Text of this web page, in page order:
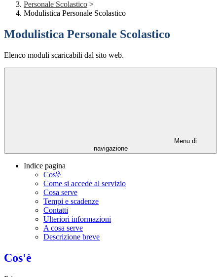
Personale Scolastico >
Modulistica Personale Scolastico
Modulistica Personale Scolastico
Elenco moduli scaricabili dal sito web.
Menu di
navigazione
Indice pagina
Cos'è
Come si accede al servizio
Cosa serve
Tempi e scadenze
Contatti
Ulteriori informazioni
A cosa serve
Descrizione breve
Cos'è